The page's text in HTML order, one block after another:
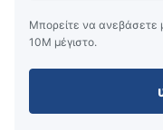
Μπορείτε να ανεβάσετε
10M μέγιστο.